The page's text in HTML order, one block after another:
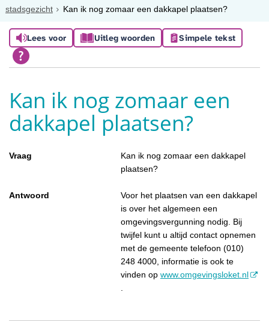
stadsgezicht
Kan ik nog zomaar een dakkapel plaatsen?
Lees voor Uitleg woorden Simpele tekst
Kan ik nog zomaar een
dakkapel plaatsen?
Vraag
Kan ik nog zomaar een dakkapel
plaatsen?
Antwoord
Voor het plaatsen van een dakkapel
is over het algemeen een
omgevingsvergunning nodig. Bij
twijfel kunt u altijd contact opnemen
met de gemeente telefoon (010)
248 4000, informatie is ook te
vinden op www.omgevingsloket.nl